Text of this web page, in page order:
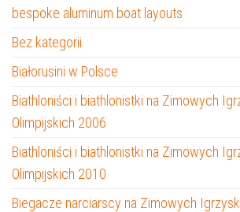
bespoke aluminum boat layouts
Bez kategorii
Białorusini w Polsce
Biathloniści i biathlonistki na Zimowych
Olimpijskich 2006
Biathloniści i biathlonistki na Zimowych
Olimpijskich 2010
Biegacze narciarscy na Zimowych